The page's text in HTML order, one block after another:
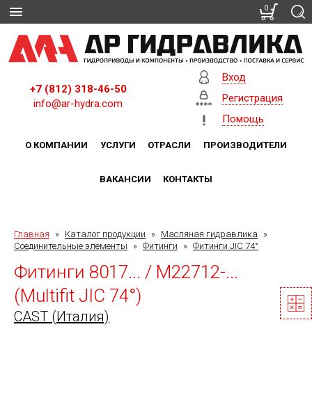
+7 (812) 318-46-50
info@ar-hydra.com
Вход
Регистрация
Помощь
О КОМПАНИИ УСЛУГИ ОТРАСЛИ ПРОИЗВОДИТЕЛИ
ВАКАНСИИ КОНТАКТЫ
Главная » Каталог продукции » Масляная гидравлика
»
Соединительные элементы
» Фитинги » Фитинги JIC 74°
Фитинги 8017... / M22712-...
(Multifit JIC 74°)
CAST (Италия)
0